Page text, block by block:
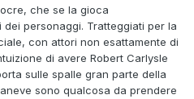
che se la gioca
personaggi. Tratteggiati per la
con attori non esattamente di
di avere Robert Carlysle
sulle spalle gran parte della
sono qualcosa da prendere